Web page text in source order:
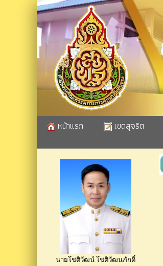
หน้าแรก เขตสุจริต
นายโชติวัฒน์ โชติวัฒนภักดิ์